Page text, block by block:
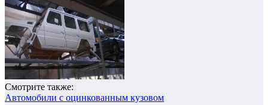
Смотрите также:
Автомобили с оцинкованным кузовом